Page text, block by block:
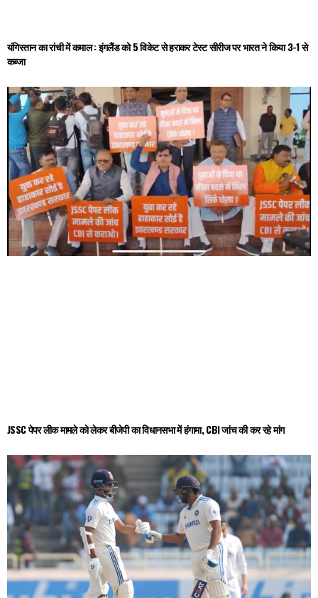
यंगिस्तान का रांची में कमाल : इंगलैंड को 5 विकेट से हराकर टेस्ट सीरीज पर भारत ने किया 3-1 से
कब्जा
JSSC पेपर लीक मामले को लेकर बीजेपी का विधानसभा में हंगामा, CBI जांच की कर रहे मांग